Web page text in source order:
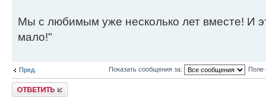
Мы с любимым уже несколько лет вместе! И
мало!"
Пред. Показать сообщения за: Поле
Ответить